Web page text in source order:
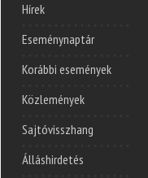
Hírek
Eseménynaptár
Korábbi események
Közlemények
Sajtóvisszhang
Álláshirdetés